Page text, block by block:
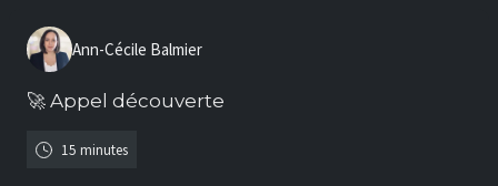
Ann-Cécile Balmier
🚀 Appel découverte
15 minutes